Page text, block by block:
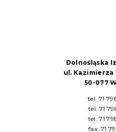
Dolnośląska
ul.
50-077
tel. 71
tel. 71
tel. 71
fax. 71